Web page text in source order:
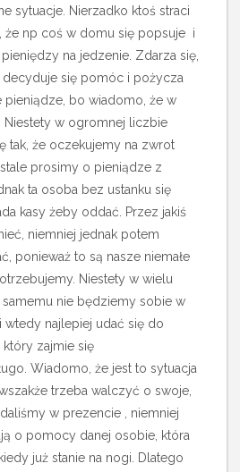
sytuacje. Nierzadko ktoś straci
że np coś w domu się popsuje i
na jedzenie. Zdarza się,
się pomóc i pożycza
pieniądze, bo wiadomo, że w
Niestety w ogromnej liczbie
tak, że oczekujemy na zwrot
prosimy o pieniądze z
ta osoba bez ustanku się
kasy żeby oddać. Przez jakiś
niemniej jednak potem
ponieważ to są nasze niemałe
Niestety w wielu
samemu nie będziemy sobie w
najlepiej udać się do
, który zajmie się
Wiadomo, że jest to sytuacja
trzeba walczyć o swoje,
w prezencie , niemniej
o pomocy danej osobie, która
już stanie na nogi. Dlatego